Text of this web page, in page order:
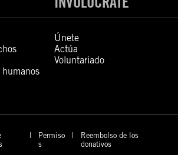
humanos
Únete
Actúa
Voluntariado
Permiso
s
Reembolso de los
donativos